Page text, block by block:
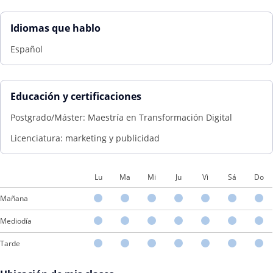
Idiomas que hablo
Español
Educación y certificaciones
Postgrado/Máster: Maestría en Transformación Digital
Licenciatura: marketing y publicidad
Lu Ma Mi Ju Vi Sá Do
Mañana
Mediodía
Tarde